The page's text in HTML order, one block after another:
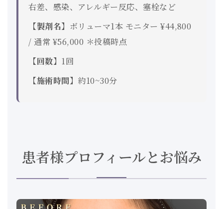
右差、感染、アレルギー反応、塞栓など
【製剤名】 ボリューマ1本 モニター ¥44,800
/ 通常 ¥56,000 ＊投稿時点
【回数】 1回
【施術時間】 約10~30分
患者様プロフィールとお悩み